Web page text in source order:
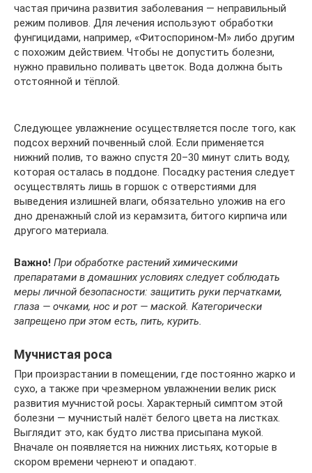
частая причина развития заболевания — неправильный
режим поливов. Для лечения используют обработки
фунгицидами, например, «Фитоспорином-М» либо другим
с похожим действием. Чтобы не допустить болезни,
нужно правильно поливать цветок. Вода должна быть
отстоянной и тёплой.
Следующее увлажнение осуществляется после того, как
подсох верхний почвенный слой. Если применяется
нижний полив, то важно спустя 20–30 минут слить воду,
которая осталась в поддоне. Посадку растения следует
осуществлять лишь в горшок с отверстиями для
выведения излишней влаги, обязательно уложив на его
дно дренажный слой из керамзита, битого кирпича или
другого материала.
Важно! При обработке растений химическими
препаратами в домашних условиях следует соблюдать
меры личной безопасности: защитить руки перчатками,
глаза — очками, нос и рот — маской. Категорически
запрещено при этом есть, пить, курить.
Мучнистая роса
При произрастании в помещении, где постоянно жарко и
сухо, а также при чрезмерном увлажнении велик риск
развития мучнистой росы. Характерный симптом этой
болезни — мучнистый налёт белого цвета на листках.
Выглядит это, как будто листва присыпана мукой.
Вначале он появляется на нижних листьях, которые в
скором времени чернеют и опадают.